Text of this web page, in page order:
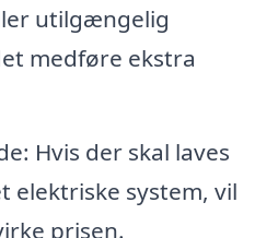
utilgængelig
medføre ekstra
Hvis der skal laves
elektriske system, vil
prisen.